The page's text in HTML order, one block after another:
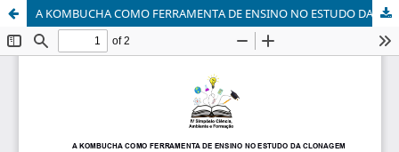
A KOMBUCHA COMO FERRAMENTA DE ENSINO NO ESTUDO DA CLONAGEM